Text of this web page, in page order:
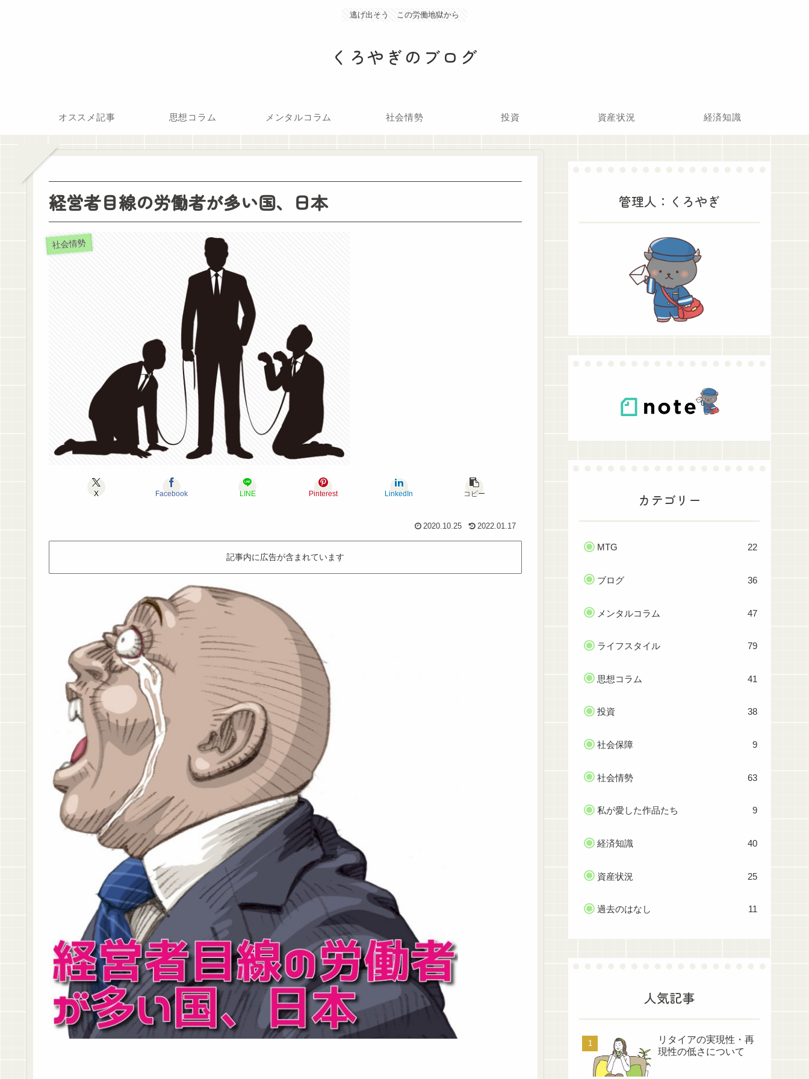
逃げ出そう この労働地獄から
くろやぎのブログ
オススメ記事 思想コラム メンタルコラム 社会情勢 投資 資産状況 経済知識
経営者目線の労働者が多い国、日本
社会情勢
X Facebook LINE Pinterest LinkedIn コピー
2020.10.25 2022.01.17
記事内に広告が含まれています
管理人：くろやぎ
カテゴリー
MTG 22
ブログ 36
メンタルコラム 47
ライフスタイル 79
思想コラム 41
投資 38
社会保障 9
社会情勢 63
私が愛した作品たち 9
経済知識 40
資産状況 25
過去のはなし 11
人気記事
リタイアの実現性・再
現性の低さについて